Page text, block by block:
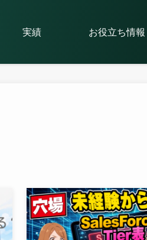
実績 お役立ち情報